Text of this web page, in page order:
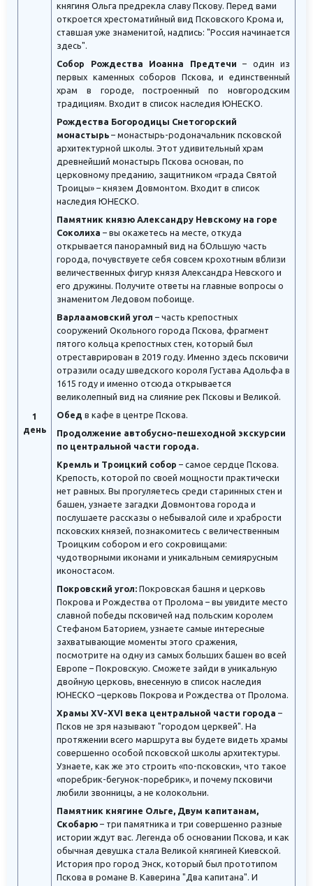
1
день
княгиня Ольга предрекла славу Пскову. Перед вами
откроется хрестоматийный вид Псковского Крома и,
ставшая уже знаменитой, надпись: "Россия начинается
здесь".
Собор Рождества Иоанна Предтечи – один из
первых каменных соборов Пскова, и единственный
храм в городе, построенный по новгородским
традициям. Входит в список наследия ЮНЕСКО.
Рождества Богородицы Снетогорский
монастырь – монастырь-родоначальник псковской
архитектурной школы. Этот удивительный храм
древнейший монастырь Пскова основан, по
церковному преданию, защитником «града Святой
Троицы» – князем Довмонтом. Входит в список
наследия ЮНЕСКО.
Памятник князю Александру Невскому на горе
Соколиха – вы окажетесь на месте, откуда
открывается панорамный вид на бОльшую часть
города, почувствуете себя совсем крохотным вблизи
величественных фигур князя Александра Невского и
его дружины. Получите ответы на главные вопросы о
знаменитом Ледовом побоище.
Варлаамовский угол – часть крепостных
сооружений Окольного города Пскова, фрагмент
пятого кольца крепостных стен, который был
отреставрирован в 2019 году. Именно здесь псковичи
отразили осаду шведского короля Густава Адольфа в
1615 году и именно отсюда открывается
великолепный вид на слияние рек Псковы и Великой.
Обед в кафе в центре Пскова.
Продолжение автобусно-пешеходной экскурсии
по центральной части города.
Кремль и Троицкий собор – самое сердце Пскова.
Крепость, которой по своей мощности практически
нет равных. Вы прогуляетесь среди старинных стен и
башен, узнаете загадки Довмонтова города и
послушаете рассказы о небывалой силе и храбрости
псковских князей, познакомитесь с величественным
Троицким собором и его сокровищами:
чудотворными иконами и уникальным семиярусным
иконостасом.
Покровский угол: Покровская башня и церковь
Покрова и Рождества от Пролома – вы увидите место
славной победы псковичей над польским королем
Стефаном Баторием, узнаете самые интересные
захватывающие моменты этого сражения,
посмотрите на одну из самых больших башен во всей
Европе – Покровскую. Сможете зайди в уникальную
двойную церковь, внесенную в список наследия
ЮНЕСКО –церковь Покрова и Рождества от Пролома.
Храмы XV-XVI века центральной части города –
Псков не зря называют "городом церквей". На
протяжении всего маршрута вы будете видеть храмы
совершенно особой псковской школы архитектуры.
Узнаете, как же это строить «по-псковски», что такое
«поребрик-бегунок-поребрик», и почему псковичи
любили звонницы, а не колокольни.
Памятник княгине Ольге, Двум капитанам,
Скобарю – три памятника и три совершенно разные
истории ждут вас. Легенда об основании Пскова, и как
обычная девушка стала Великой княгиней Киевской.
История про город Энск, который был прототипом
Пскова в романе В. Каверина "Два капитана". И